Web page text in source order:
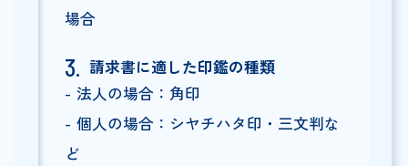
場合
請求書に適した印鑑の種類
法人の場合：角印
個人の場合：シヤチハタ印・三文判な
ど